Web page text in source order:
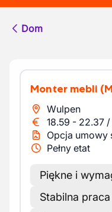
Dom
Monter mebli
Wulpen
18.59 - 22.37 /
Opcja umowy
Pełny etat
Piękne i
Stabilna praca